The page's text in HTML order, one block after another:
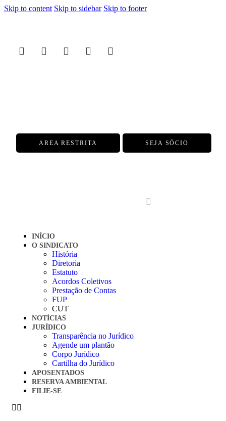
Skip to content Skip to sidebar Skip to footer
AREA RESTRITA SEJA SÓCIO
INÍCIO
O SINDICATO
História
Diretoria
Estatuto
Acordos Coletivos
Prestação de Contas
FUP
CUT
NOTÍCIAS
JURÍDICO
Transparência no Jurídico
Agende um plantão
Corpo Jurídico
Cartilha do Jurídico
APOSENTADOS
RESERVA AMBIENTAL
FILIE-SE